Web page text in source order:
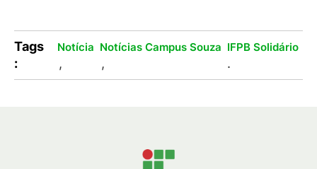
Tags
:
Notícia
,
Notícias Campus Souza
,
IFPB Solidário
.